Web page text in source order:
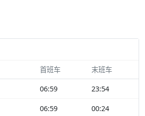
首班车 末班车
06:59 23:54
06:59 00:24